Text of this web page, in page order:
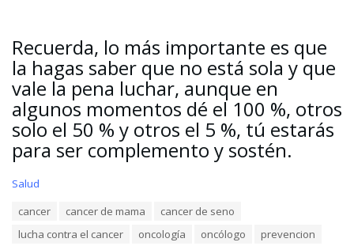
Recuerda, lo más importante es que
la hagas saber que no está sola y que
vale la pena luchar, aunque en
algunos momentos dé el 100 %, otros
solo el 50 % y otros el 5 %, tú estarás
para ser complemento y sostén.
C
Salud
cancer cancer de mama
cancer de seno
lucha contra el cancer
oncología oncólogo
prevencion